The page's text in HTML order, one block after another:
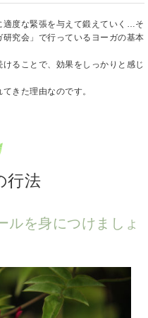
適度な緊張を与えて鍛えていく…そ
究会」で行っているヨーガの基本
ることで、効果をしっかりと感じ
きた理由なのです。
行法
ルを身につけましょ